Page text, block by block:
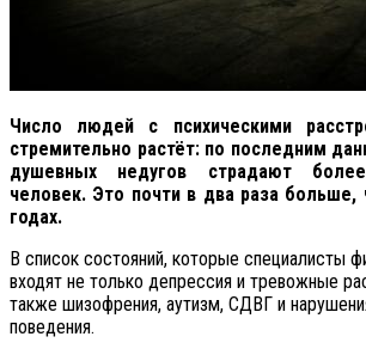
Число людей с психическими
стремительно растёт: по последним
душевных недугов страдают
человек. Это почти в два раза
годах.
В список состояний, которые специалисты
входят не только депрессия и тревожные
также шизофрения, аутизм, СДВГ и
поведения.